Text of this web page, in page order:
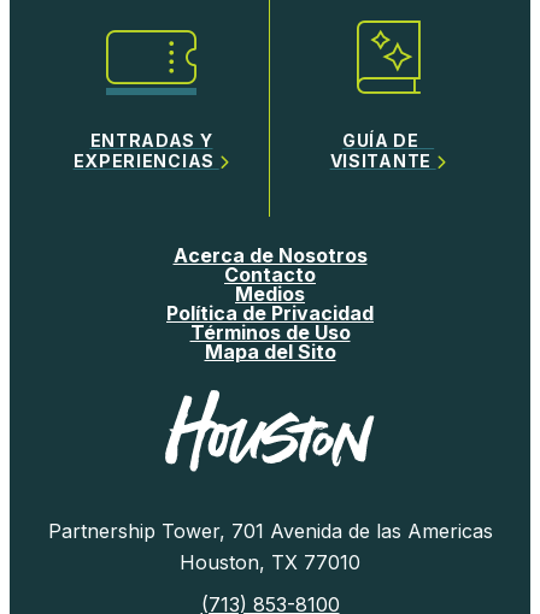
ENTRADAS Y
EXPERIENCIAS
GUÍA DE
VISITANTE
Acerca de Nosotros
Contacto
Medios
Política de Privacidad
Términos de Uso
Mapa del Sito
Partnership Tower, 701 Avenida de las Americas
Houston, TX 77010
(713) 853-8100